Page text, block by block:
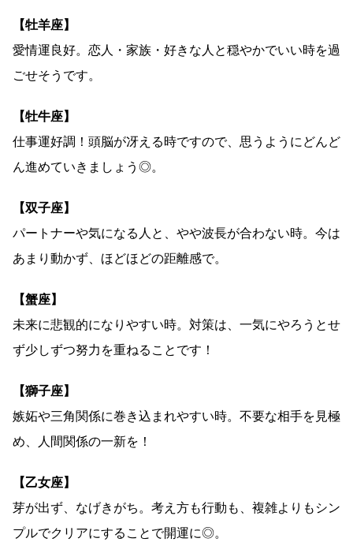
【牡羊座】
愛情運良好。恋人・家族・好きな人と穏やかでいい時を過
ごせそうです。
【牡牛座】
仕事運好調！頭脳が冴える時ですので、思うようにどんど
ん進めていきましょう◎。
【双子座】
パートナーや気になる人と、やや波長が合わない時。今は
あまり動かず、ほどほどの距離感で。
【蟹座】
未来に悲観的になりやすい時。対策は、一気にやろうとせ
ず少しずつ努力を重ねることです！
【獅子座】
嫉妬や三角関係に巻き込まれやすい時。不要な相手を見極
め、人間関係の一新を！
【乙女座】
芽が出ず、なげきがち。考え方も行動も、複雑よりもシン
プルでクリアにすることで開運に◎。